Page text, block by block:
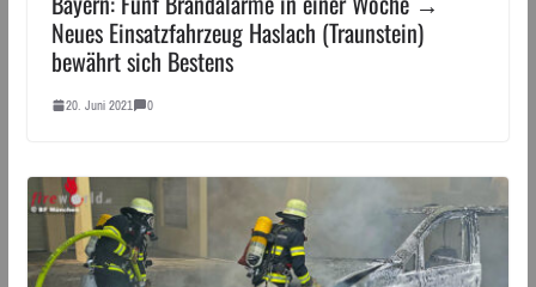
Neues Einsatzfahrzeug Haslach (Traunstein)
bewährt sich Bestens
20. Juni 2021 0